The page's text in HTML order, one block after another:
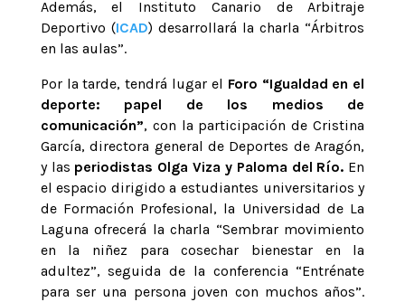
Además, el Instituto Canario de Arbitraje
Deportivo (ICAD) desarrollará la charla “Árbitros
en las aulas”.
Por la tarde, tendrá lugar el Foro “Igualdad en el
deporte: papel de los medios de
comunicación”, con la participación de Cristina
García, directora general de Deportes de Aragón,
y las periodistas Olga Viza y Paloma del Río. En
el espacio dirigido a estudiantes universitarios y
de Formación Profesional, la Universidad de La
Laguna ofrecerá la charla “Sembrar movimiento
en la niñez para cosechar bienestar en la
adultez”, seguida de la conferencia “Entrénate
para ser una persona joven con muchos años”.